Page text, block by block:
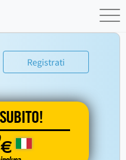
Registrati
€